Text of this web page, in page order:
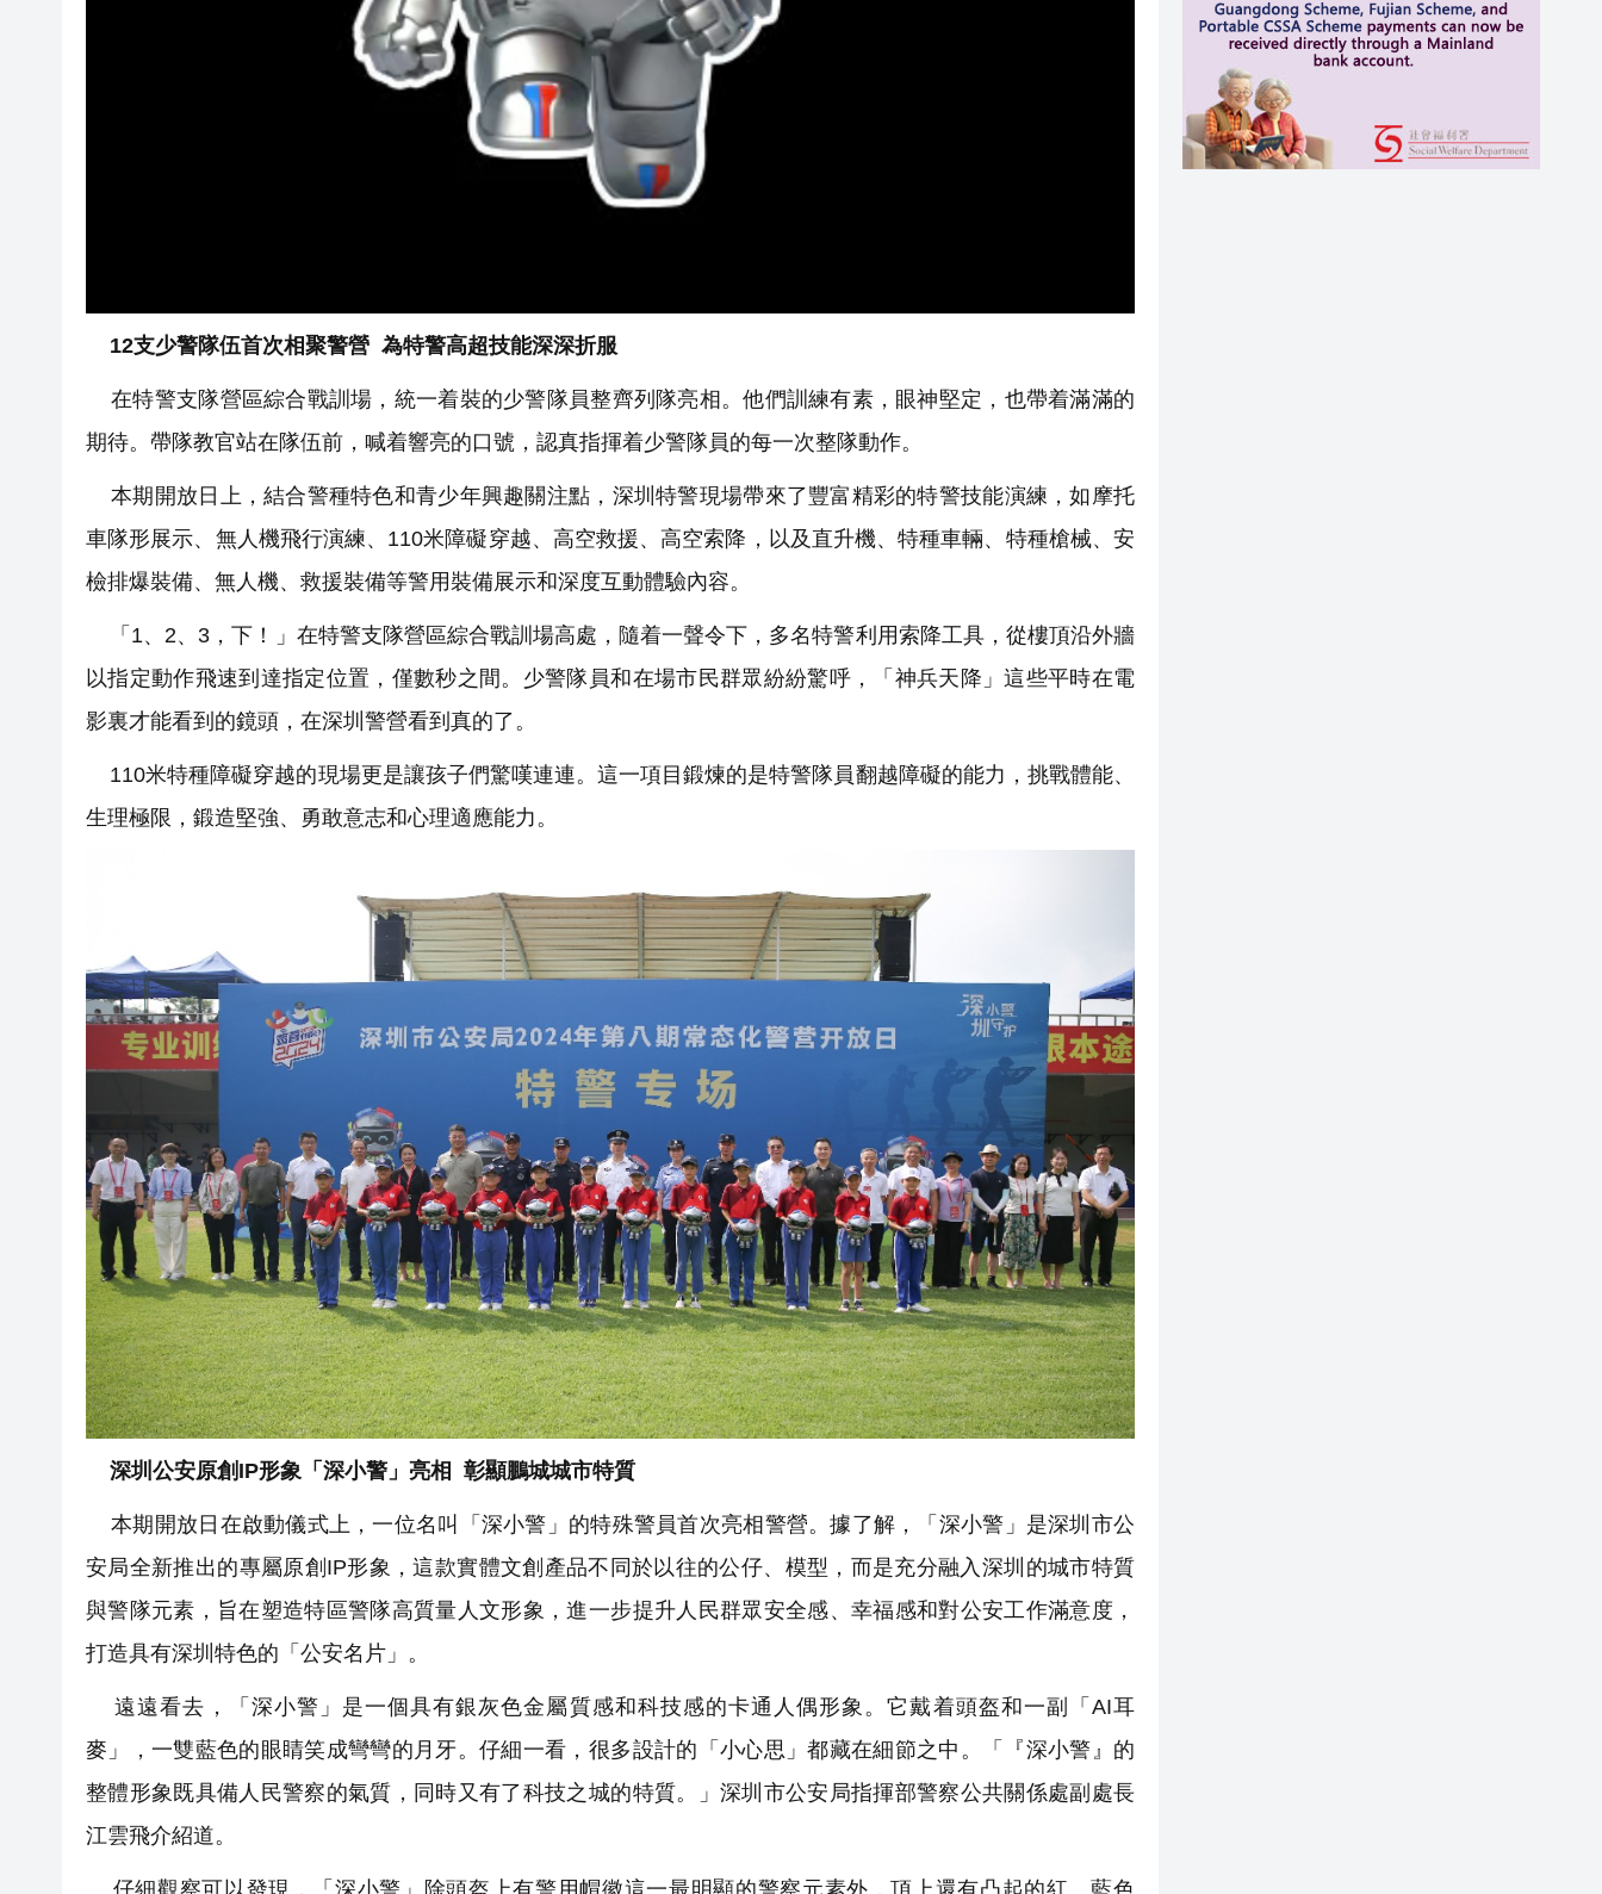
12支少警隊伍首次相聚警營 為特警高超技能深深折服
在特警支隊營區綜合戰訓場，統一着裝的少警隊員整齊列隊亮相。他們訓練有素，眼神堅定，也帶着滿滿的
期待。帶隊教官站在隊伍前，喊着響亮的口號，認真指揮着少警隊員的每一次整隊動作。
本期開放日上，結合警種特色和青少年興趣關注點，深圳特警現場帶來了豐富精彩的特警技能演練，如摩托
車隊形展示、無人機飛行演練、110米障礙穿越、高空救援、高空索降，以及直升機、特種車輛、特種槍械、安
檢排爆裝備、無人機、救援裝備等警用裝備展示和深度互動體驗內容。
「1、2、3，下！」在特警支隊營區綜合戰訓場高處，隨着一聲令下，多名特警利用索降工具，從樓頂沿外牆
以指定動作飛速到達指定位置，僅數秒之間。少警隊員和在場市民群眾紛紛驚呼，「神兵天降」這些平時在電
影裏才能看到的鏡頭，在深圳警營看到真的了。
110米特種障礙穿越的現場更是讓孩子們驚嘆連連。這一項目鍛煉的是特警隊員翻越障礙的能力，挑戰體能、
生理極限，鍛造堅強、勇敢意志和心理適應能力。
深圳公安原創IP形象「深小警」亮相 彰顯鵬城城市特質
本期開放日在啟動儀式上，一位名叫「深小警」的特殊警員首次亮相警營。據了解，「深小警」是深圳市公
安局全新推出的專屬原創IP形象，這款實體文創產品不同於以往的公仔、模型，而是充分融入深圳的城市特質
與警隊元素，旨在塑造特區警隊高質量人文形象，進一步提升人民群眾安全感、幸福感和對公安工作滿意度，
打造具有深圳特色的「公安名片」。
遠遠看去，「深小警」是一個具有銀灰色金屬質感和科技感的卡通人偶形象。它戴着頭盔和一副「AI耳
麥」，一雙藍色的眼睛笑成彎彎的月牙。仔細一看，很多設計的「小心思」都藏在細節之中。「『深小警』的
整體形象既具備人民警察的氣質，同時又有了科技之城的特質。」深圳市公安局指揮部警察公共關係處副處長
江雲飛介紹道。